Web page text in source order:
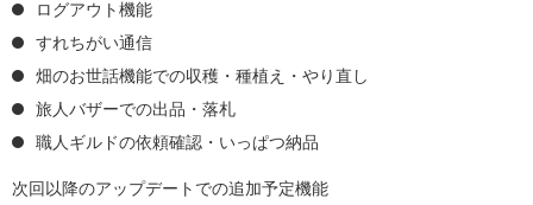
ログアウト機能
すれちがい通信
畑のお世話機能での収穫・種植え・やり直し
旅人バザーでの出品・落札
職人ギルドの依頼確認・いっぱつ納品
次回以降のアップデートでの追加予定機能